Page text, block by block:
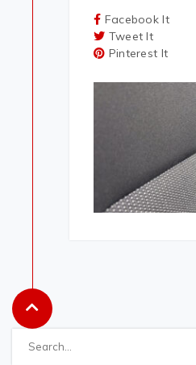
Facebook It
Tweet It
Pinterest It